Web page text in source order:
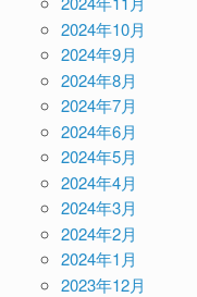
2024年10月
2024年9月
2024年8月
2024年7月
2024年6月
2024年5月
2024年4月
2024年3月
2024年2月
2024年1月
2023年12月